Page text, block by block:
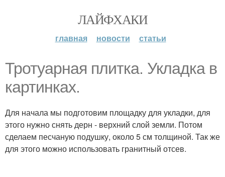
ЛАЙФХАКИ
главная новости статьи
Тротуарная плитка. Укладка в
картинках.
Для начала мы подготовим площадку для укладки, для
этого нужно снять дерн - верхний слой земли. Потом
сделаем песчаную подушку, около 5 см толщиной. Так же
для этого можно использовать гранитный отсев.